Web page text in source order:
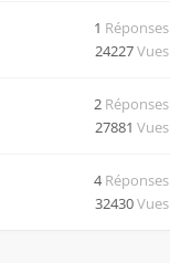
1 Réponses
24227Vues
2 Réponses
27881 Vues
4Réponses
32430Vues